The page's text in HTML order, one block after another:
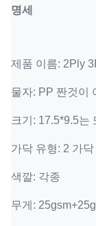
명세
제품 이름: 2Ply
물자: PP 짠것이
크기: 17.5*9.5는
가닥 유형: 2 가
색깔: 각종
무게: